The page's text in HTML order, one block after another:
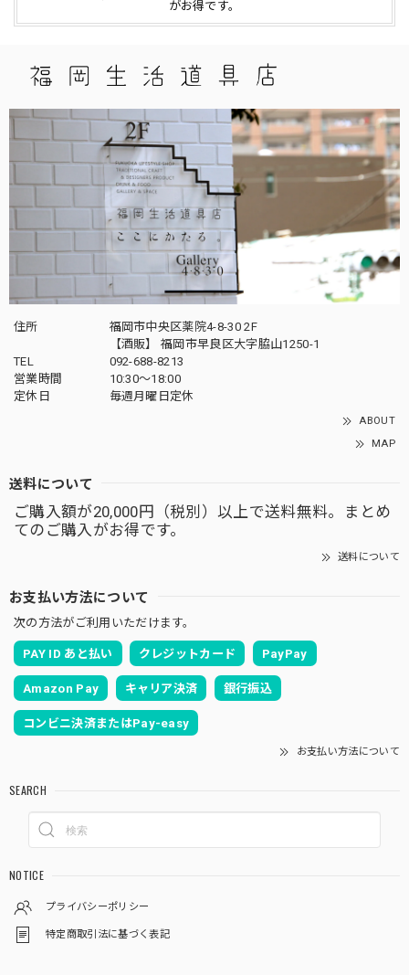
がお得です。
住所
福岡市中央区薬院4-8-30 2F
【酒販】 福岡市早良区大字脇山1250-1
TEL
092-688-8213
営業時間
10:30～18:00
定休日
毎週月曜日定休
ABOUT
MAP
送料について
ご購入額が20,000円（税別）以上で送料無料。まとめ
てのご購入がお得です。
送料について
お支払い方法について
次の方法がご利用いただけます。
PAY ID あと払い クレジットカード PayPay
Amazon Pay キャリア決済 銀行振込
コンビニ決済またはPay-easy
お支払い方法について
SEARCH
NOTICE
プライバシーポリシー
特定商取引法に基づく表記